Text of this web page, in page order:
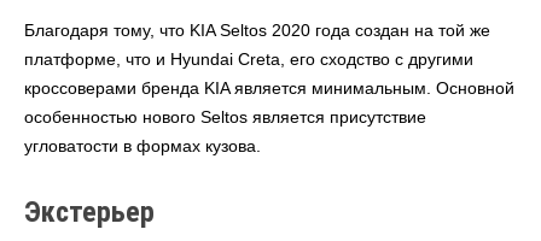
Благодаря тому, что KIA Seltos 2020 года создан на той же
платформе, что и Hyundai Creta, его сходство с другими
кроссоверами бренда KIA является минимальным. Основной
особенностью нового Seltos является присутствие
угловатости в формах кузова.
Экстерьер